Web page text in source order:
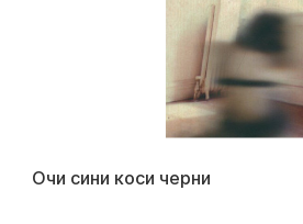
Очи сини коси черни